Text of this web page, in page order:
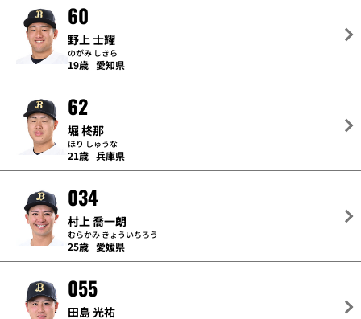
60
野上 士耀
のがみ しきら
19歳 愛知県
62
堀 柊那
ほり しゅうな
21歳 兵庫県
034
村上 喬一朗
むらかみ きょういちろう
25歳 愛媛県
055
田島 光祐